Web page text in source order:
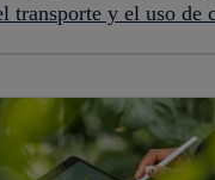
transporte y el uso de